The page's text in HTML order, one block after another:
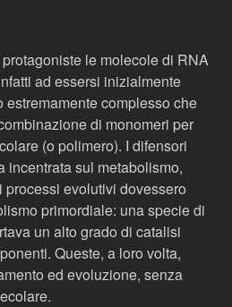
protagoniste le molecole di RNA
ad essersi inizialmente
estremamente complesso che
di monomeri per
(o polimero). I difensori
incentrata sul metabolismo,
evolutivi dovessero
primordiale: una specie di
un alto grado di catalisi
Queste, a loro volta,
ed evoluzione, senza